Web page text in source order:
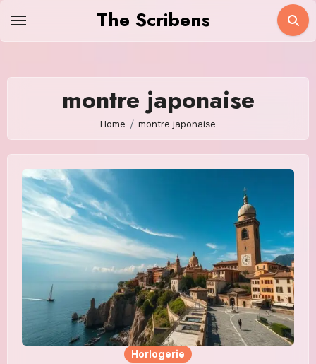
The Scribens
montre japonaise
Home montre japonaise
Horlogerie